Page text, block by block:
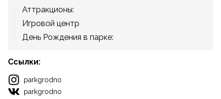
Аттракционы:
Игровой центр
День Рождения в парке:
Ссылки:
parkgrodno
parkgrodno